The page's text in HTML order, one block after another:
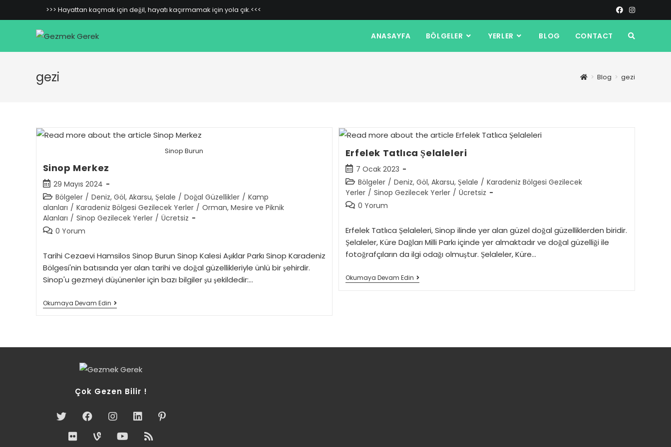
to
>>> Hayattan kaçmak için değil, hayatı kaçırmamak için yola çık.<<<
ANASAYFA BÖLGELER YERLER BLOG CONTACT
gezi > Blog > gezi
Sinop Burun
Sinop Merkez
Post
published:
29 Mayıs 2024
Post
category:
Bölgeler / Deniz, Göl, Akarsu, Şelale / Doğal Güzellikler / Kamp
alanları / Karadeniz Bölgesi Gezilecek Yerler / Orman, Mesire ve Piknik
Alanları / Sinop Gezilecek Yerler / Ücretsiz
Post0 Yorum
Tarihi Cezaevi Hamsilos Sinop Burun Sinop Kalesi Aşıklar Parkı Sinop Karadeniz
Bölgesi'nin batısında yer alan tarihi ve doğal güzellikleriyle ünlü bir şehirdir.
Sinop'u gezmeyi düşünenler için bazı bilgiler şu şekildedir:…
Okumaya Devam EdinSinop
Merkez
Erfelek Tatlıca Şelaleleri
Post
published:
7 Ocak 2023
Post
category:
Bölgeler / Deniz, Göl, Akarsu, Şelale / Karadeniz Bölgesi Gezilecek
Yerler / Sinop Gezilecek Yerler / Ücretsiz
Post0 Yorum
Erfelek Tatlıca Şelaleleri, Sinop ilinde yer alan güzel doğal güzelliklerden biridir.
Şelaleler, Küre Dağları Milli Parkı içinde yer almaktadır ve doğal güzelliği ile
fotoğrafçıların da ilgi odağı olmuştur. Şelaleler, Küre…
Okumaya Devam EdinErfelek
Tatlıca
Çok Gezen Bilir !